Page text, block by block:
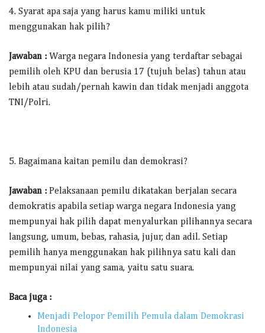
4. Syarat apa saja yang harus kamu miliki untuk
menggunakan hak pilih?
Jawaban : Warga negara Indonesia yang terdaftar sebagai
pemilih oleh KPU dan berusia 17 (tujuh belas) tahun atau
lebih atau sudah/pernah kawin dan tidak menjadi anggota
TNI/Polri.
5. Bagaimana kaitan pemilu dan demokrasi?
Jawaban : Pelaksanaan pemilu dikatakan berjalan secara
demokratis apabila setiap warga negara Indonesia yang
mempunyai hak pilih dapat menyalurkan pilihannya secara
langsung, umum, bebas, rahasia, jujur, dan adil. Setiap
pemilih hanya menggunakan hak pilihnya satu kali dan
mempunyai nilai yang sama, yaitu satu suara.
Baca juga :
Menjadi Pelopor Pemilih Pemula dalam Demokrasi
Indonesia